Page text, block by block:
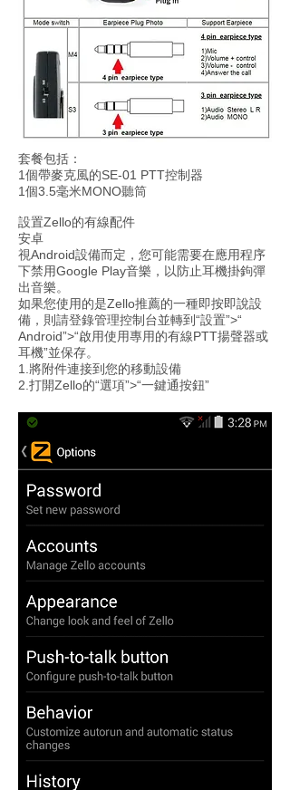
套餐包括：
1個帶麥克風的SE-01 PTT控制器
1個3.5毫米MONO聽筒
設置Zello的有線配件
安卓
視Android設備而定，您可能需要在應用程序
下禁用Google Play音樂，以防止耳機掛鉤彈
出音樂。
如果您使用的是Zello推薦的一種即按即說設
備，則請登錄管理控制台並轉到“設置”>“
Android”>“啟用使用專用的有線PTT揚聲器或
耳機”並保存。
1.將附件連接到您的移動設備
2.打開Zello的“選項”>“一鍵通按鈕”